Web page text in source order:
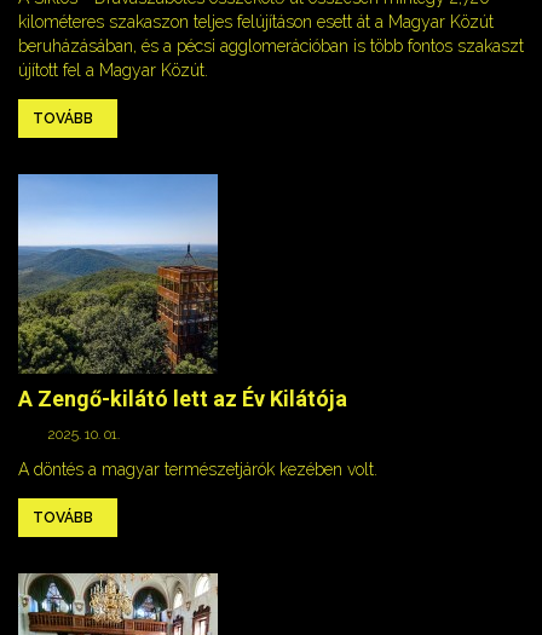
kilométeres szakaszon teljes felújításon esett át a Magyar Közút
beruházásában, és a pécsi agglomerációban is több fontos szakaszt
újított fel a Magyar Közút.
TOVÁBB
A Zengő-kilátó lett az Év Kilátója
2025. 10. 01.
A döntés a magyar természetjárók kezében volt.
TOVÁBB